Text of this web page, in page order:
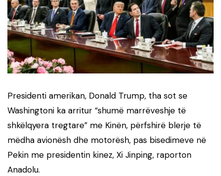
Presidenti amerikan, Donald Trump, tha sot se
Washingtoni ka arritur “shumë marrëveshje të
shkëlqyera tregtare” me Kinën, përfshirë blerje të
mëdha avionësh dhe motorësh, pas bisedimeve në
Pekin me presidentin kinez, Xi Jinping, raporton
Anadolu.